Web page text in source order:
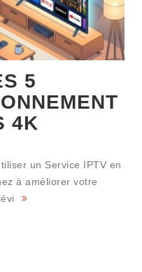
5
4K
un Service IPTV en
à améliorer votre